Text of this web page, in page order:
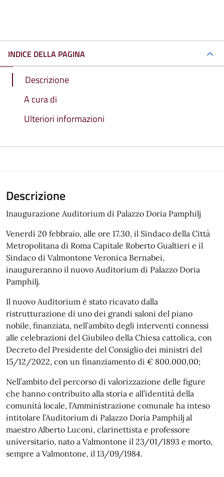
INDICE DELLA PAGINA
Descrizione
A cura di
Ulteriori informazioni
Descrizione
Inaugurazione Auditorium di Palazzo Doria Pamphilj
Venerdì 20 febbraio, alle ore 17.30, il Sindaco della Città
Metropolitana di Roma Capitale Roberto Gualtieri e il
Sindaco di Valmontone Veronica Bernabei,
inaugureranno il nuovo Auditorium di Palazzo Doria
Pamphilj.
Il nuovo Auditorium è stato ricavato dalla
ristrutturazione di uno dei grandi saloni del piano
nobile, finanziata, nell’ambito degli interventi connessi
alle celebrazioni del Giubileo della Chiesa cattolica, con
Decreto del Presidente del Consiglio dei ministri del
15/12/2022, con un finanziamento di € 800.000,00;
Nell’ambito del percorso di valorizzazione delle figure
che hanno contribuito alla storia e all’identità della
comunità locale, l’Amministrazione comunale ha inteso
intitolare l’Auditorium di Palazzo Doria Pamphilj al
maestro Alberto Luconi, clarinettista e professore
universitario, nato a Valmontone il 23/01/1893 e morto,
sempre a Valmontone, il 13/09/1984.